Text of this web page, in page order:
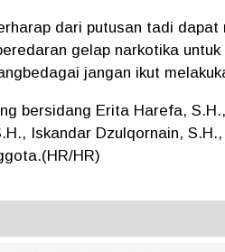
dari putusan tadi
gelap narkotika
jangan ikut
bersidang Erita Harefa,
Iskandar Dzulqornain,
HR)